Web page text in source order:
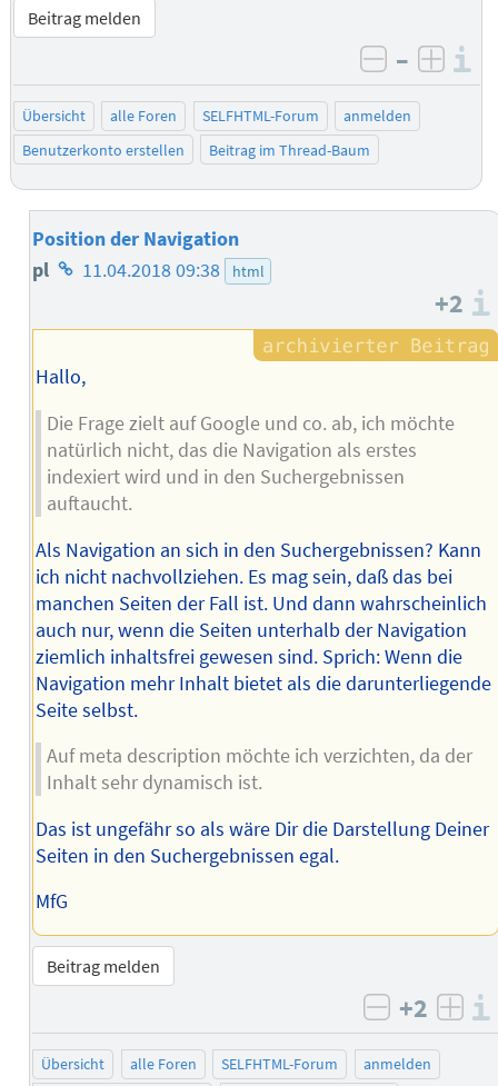
Beitrag melden
negativ
–
Übersicht alle Foren SELFHTML-Forum
anmelden
Benutzerkonto erstellen
Beitrag im Thread-Baum
Position der Navigation
pl Homepage
Autors
11.04.2018 09:38 html
+2
Hallo,
Die Frage zielt auf Google und co. ab, ich möchte
natürlich nicht, das die Navigation als erstes
indexiert wird und in den Suchergebnissen
auftaucht.
Als Navigation an sich in den Suchergebnissen? Kann
ich nicht nachvollziehen. Es mag sein, daß das bei
manchen Seiten der Fall ist. Und dann wahrscheinlich
auch nur, wenn die Seiten unterhalb der Navigation
ziemlich inhaltsfrei gewesen sind. Sprich: Wenn die
Navigation mehr Inhalt bietet als die darunterliegende
Seite selbst.
Auf meta description möchte ich verzichten, da der
Inhalt sehr dynamisch ist.
Das ist ungefähr so als wäre Dir die Darstellung Deiner
Seiten in den Suchergebnissen egal.
MfG
Beitrag melden
negativ
+2
Übersicht alle Foren SELFHTML-Forum
anmelden